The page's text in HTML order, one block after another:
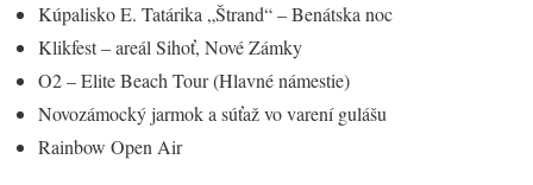
Kúpalisko E. Tatárika „Štrand“ – Benátska noc
Klikfest – areál Sihoť, Nové Zámky
O2 – Elite Beach Tour (Hlavné námestie)
Novozámocký jarmok a súťaž vo varení gulášu
Rainbow Open Air